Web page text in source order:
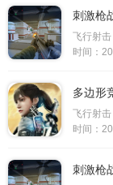
刺激枪
飞行射击
时间：
多边形
飞行射击
时间：
刺激枪